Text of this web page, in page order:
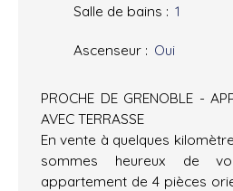
Salle de bains : 1
Ascenseur : Oui
PROCHE DE GRENOBLE -
AVEC TERRASSE
En vente à quelques
sommes heureux de
appartement de 4 pièces